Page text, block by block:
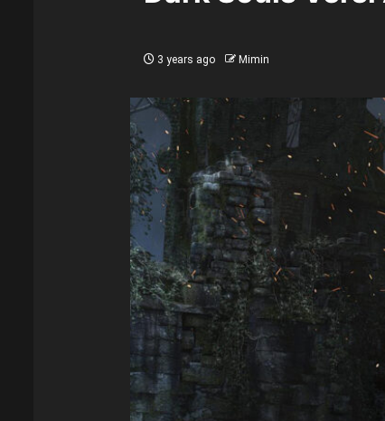
3 years ago Mimin